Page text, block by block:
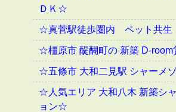
ＤＫ☆
☆真菅駅徒歩圏内 ペット共
☆橿原市 醍醐町の 新築 D-
☆五條市 大和二見駅 シャーメ
☆人気エリア 大和八木 新築シ
ョン☆